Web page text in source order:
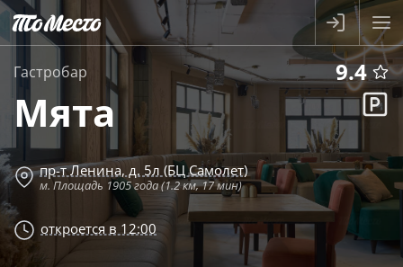
Гастробар 9.4
Мята
пр-т Ленина, д. 5л (БЦ Самолет)
м. Площадь 1905 года (1.2 км, 17 мин)
откроется в 12:00